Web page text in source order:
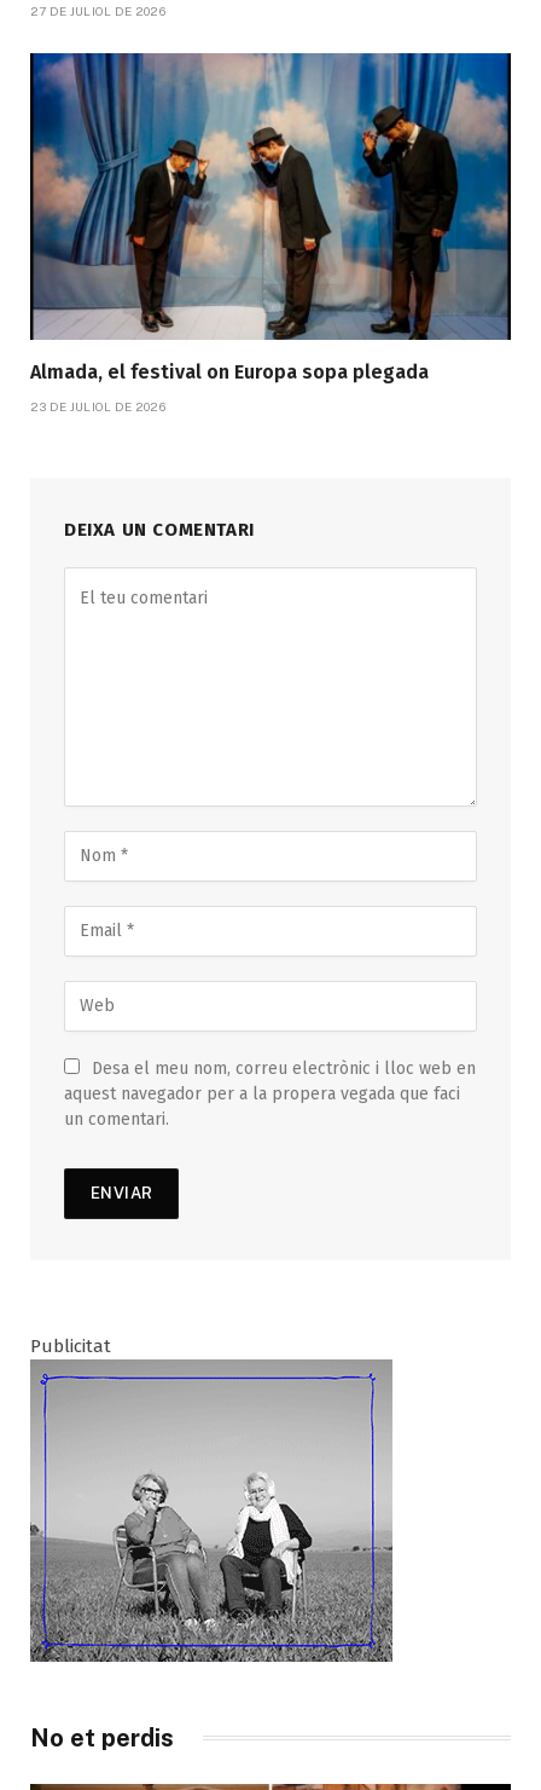
27 DE JULIOL DE 2026
Almada, el festival on Europa sopa plegada
23 DE JULIOL DE 2026
DEIXA UN COMENTARI
Desa el meu nom, correu electrònic i lloc web en
aquest navegador per a la propera vegada que faci
un comentari.
Publicitat
No et perdis